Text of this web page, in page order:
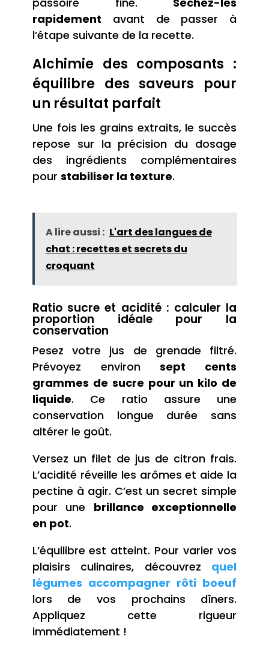
rapidement avant de passer à
l’étape suivante de la recette.
Alchimie des composants :
équilibre des saveurs pour
un résultat parfait
Une fois les grains extraits, le succès
repose sur la précision du dosage
des ingrédients complémentaires
pour stabiliser la texture.
A lire aussi : L'art des langues de
chat : recettes et secrets du
croquant
Ratio sucre et acidité : calculer la
proportion idéale pour la
conservation
Pesez votre jus de grenade filtré.
Prévoyez environsept cents
grammes de sucre pour un kilo de
liquide. Ce ratio assure une
conservation longue durée sans
altérer le goût.
Versez un filet de jus de citron frais.
L’acidité réveille les arômes et aide la
pectine à agir. C’est un secret simple
pour une brillance exceptionnelle
en pot.
L’équilibre est atteint. Pour varier vos
plaisirs culinaires, découvrez quel
légumes accompagner rôti boeuf
lors de vos prochains dîners.
Appliquez cette rigueur
immédiatement !